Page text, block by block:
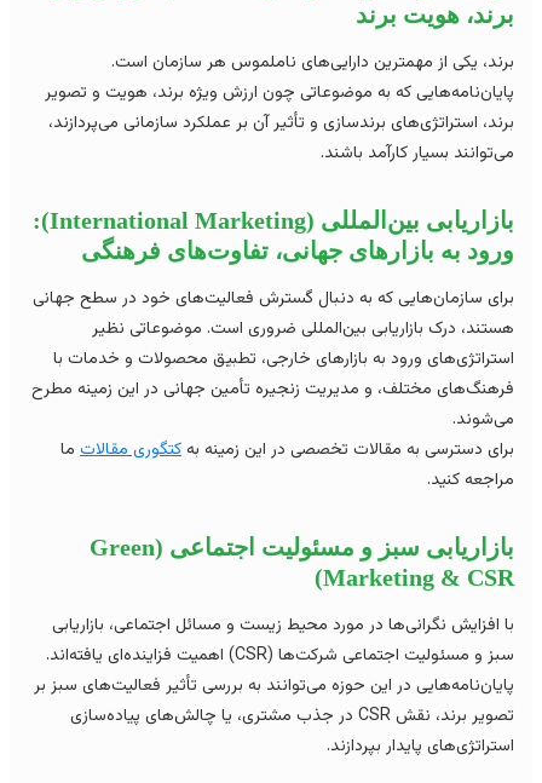
هویت برند
یکی از مهمترین دارایی‌های ناملموس هر سازمان است.
که به موضوعاتی چون ارزش ویژه برند، هویت و تصویر
استراتژی‌های برندسازی و تأثیر آن بر عملکرد سازمانی می‌پردازند،
بسیار کارآمد باشند.
بازاریابی بین‌المللی (International Marketing):
به بازارهای جهانی، تفاوت‌های فرهنگی
سازمان‌هایی که به دنبال گسترش فعالیت‌های خود در سطح جهانی
درک بازاریابی بین‌المللی ضروری است. موضوعاتی نظیر
ورود به بازارهای خارجی، تطبیق محصولات و خدمات با
مختلف، و مدیریت زنجیره تأمین جهانی در این زمینه مطرح
دسترسی به مقالات تخصصی در این زمینه بهکتگوری مقالاتما
کنید.
بازاریابی سبز و مسئولیت اجتماعی (Green
Marketing &
افزایش نگرانی‌ها در مورد محیط زیست و مسائل اجتماعی، بازاریابی
سبز و مسئولیت اجتماعی شرکت‌ها (CSR) اهمیت فزاینده‌ای یافته‌اند.
در این حوزه می‌توانند به بررسی تأثیر فعالیت‌های سبز بر
تصویر برند، نقش CSR در جذب مشتری، یا چالش‌های پیاده‌سازی
پایدار بپردازند.